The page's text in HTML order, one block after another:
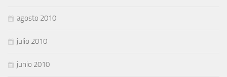
agosto 2010
julio 2010
junio 2010